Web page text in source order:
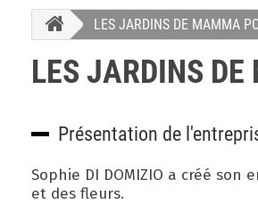
LES JARDINS DE MAMMA
LES JARDINS
Présentation de
Sophie DI DOMIZIO a créé
et des fleurs.